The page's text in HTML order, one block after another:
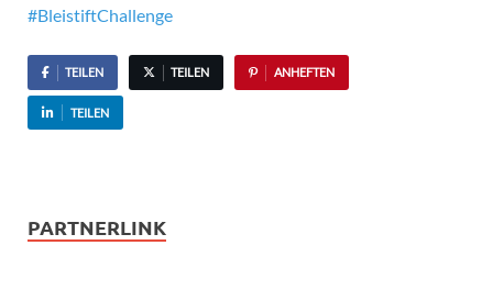
#BleistiftChallenge
TEILEN TEILEN ANHEFTEN
TEILEN
PARTNERLINK